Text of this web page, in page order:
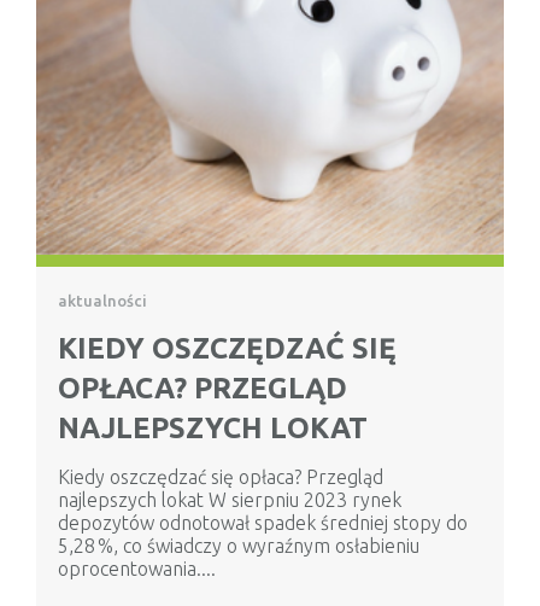
aktualności
KIEDY OSZCZĘDZAĆ SIĘ
OPŁACA? PRZEGLĄD
NAJLEPSZYCH LOKAT
Kiedy oszczędzać się opłaca? Przegląd
najlepszych lokat W sierpniu 2023 rynek
depozytów odnotował spadek średniej stopy do
5,28 %, co świadczy o wyraźnym osłabieniu
oprocentowania....